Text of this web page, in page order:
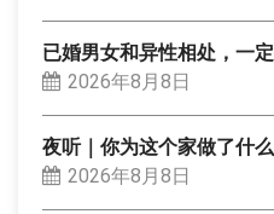
已婚男女和异性相处，一
2026年8月8日
夜听｜你为这个家做了什
2026年8月8日